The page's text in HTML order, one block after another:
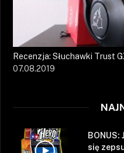
Recenzja: Słuchawki Trust
07.08.2019
BONUS:
się